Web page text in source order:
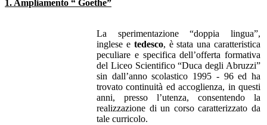
1. Ampliamento “ Goethe”
La sperimentazione “doppia lingua”,
inglese e tedesco, è stata una caratteristica
peculiare e specifica dell’offerta formativa
del Liceo Scientifico “Duca degli Abruzzi”
sin dall’anno scolastico 1995 - 96 ed ha
trovato continuità ed accoglienza, in questi
anni, presso l’utenza, consentendo la
realizzazione di un corso caratterizzato da
tale curricolo.